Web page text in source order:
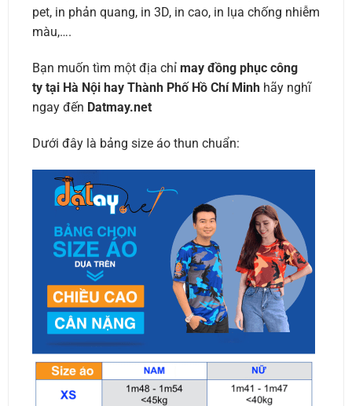
pet, in phản quang, in 3D, in cao, in lụa chống nhiễm
màu,….
Bạn muốn tìm một địa chỉ may đồng phục công
ty tại Hà Nội hay Thành Phố Hồ Chí Minhhãy nghĩ
ngay đến Datmay.net
Dưới đây là bảng size áo thun chuẩn: